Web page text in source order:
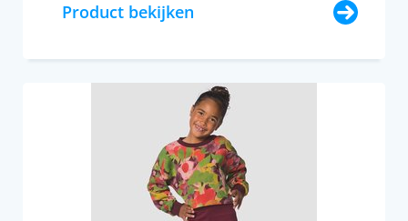
Product bekijken